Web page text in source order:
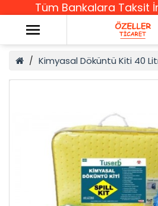
Tüm Bankalara Taksit
Kimyasal Döküntü Kiti 40